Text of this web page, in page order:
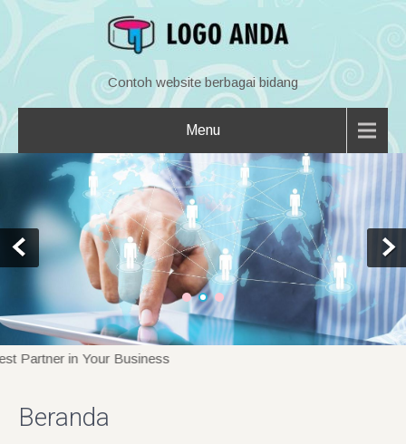
Contoh website berbagai bidang
Menu
in Your Business
Beranda